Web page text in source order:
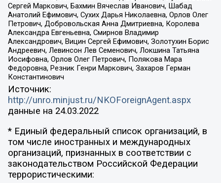
Сергей Маркович, Бахмин Вячеслав Иванович, Шабад
Анатолий Ефимович, Сухих Дарья Николаевна, Орлов Олег
Петрович, Добровольская Анна Дмитриевна, Королева
Александра Евгеньевна, Смирнов Владимир
Александрович, Вицин Сергей Ефимович, Золотухин Борис
Андреевич, Левинсон Лев Семенович, Локшина Татьяна
Иосифовна, Орлов Олег Петрович, Полякова Мара
Федоровна, Резник Генри Маркович, Захаров Герман
Константинович
Источник:
http://unro.minjust.ru/NKOForeignAgent.aspx
данные на 24.03.2022
* Единый федеральный список организаций, в
том числе иностранных и международных
организаций, признанных в соответствии с
законодательством Российской Федерации
террористическими: